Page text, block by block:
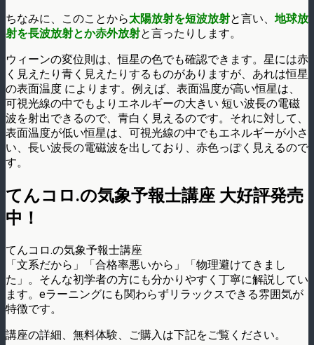
ちなみに、このことから太陽放射を短波放射と言い、 地球放
射を長波放射とか赤外放射と言ったりします。
ウィーンの変位則は、恒星の色でも確認できます。星には赤
く見えたり青く見えたりするものがありますが、あれは恒星
の表面温度 によります。例えば、表面温度が高い恒星は、
可視光線の中でもよりエネルギーの大きい 短い波長の電磁
波を射出できるので、青白く見えるのです。それに対して、
表面温度が低い恒星は、可視光線の中でもエネルギーが小さ
い、長い波長の電磁波を出しており、赤色っぽく見えるので
す。
てんコロ.の気象予報士講座 大好評発売
中！
てんコロ.の気象予報士講座
「文系だから」「合格率悪いから」「物理避けてきまし
た」。そんな初学者の方にも分かりやすく丁寧に解説してい
ます。eラーニングにも関わらずリラックスできる雰囲気が
特徴です。
講座の詳細、無料体験、ご購入は下記をご覧ください。